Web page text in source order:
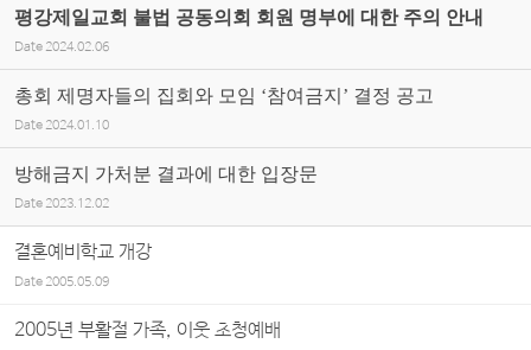
평강제일교회 불법 공동의회 회원 명부에 대한 주의 안내
Date 2024.02.06
총회 제명자들의 집회와 모임 ‘참여금지’ 결정 공고
Date 2024.01.10
방해금지 가처분 결과에 대한 입장문
Date 2023.12.02
결혼예비학교 개강
Date2005.05.09
2005년 부활절 가족, 이웃 초청예배